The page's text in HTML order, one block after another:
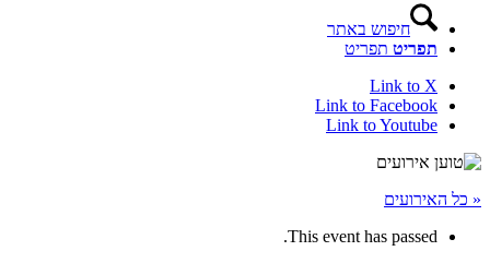
חיפוש באתר
תפריט תפריט
Link to X
Link to Facebook
Link to Youtube
« כל האירועים
This event has passed.